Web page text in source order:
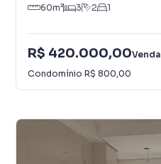
60m² 3 2 1
R$ 420.000,00Venda
Condomínio R$ 800,00